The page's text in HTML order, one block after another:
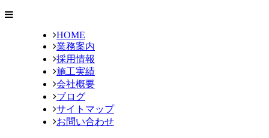
HOME
業務案内
採用情報
施工実績
会社概要
ブログ
サイトマップ
お問い合わせ